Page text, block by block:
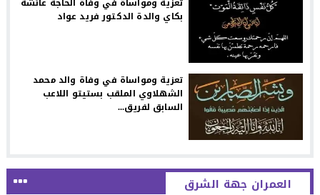
بكاي والدة الدكتور فريد عواد
تعزية ومواساة في وفاة والد محمد
الشهلاوي الملقب بستيتو اللاعب
السابق لفريق...
العمران جهة الشرق